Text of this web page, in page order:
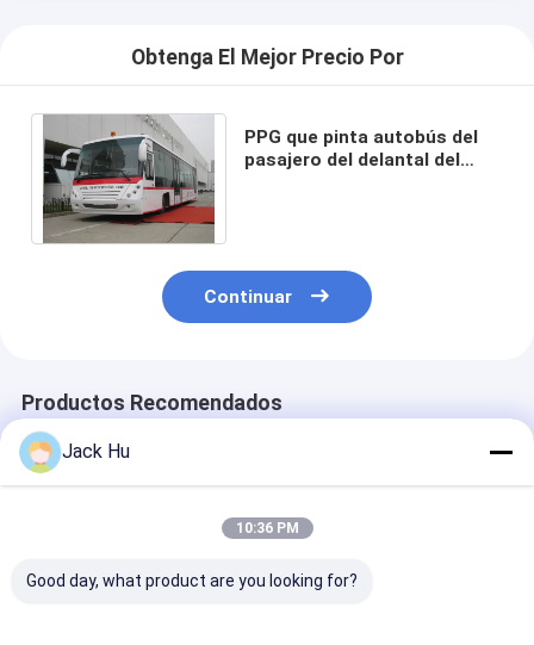
Obtenga El Mejor Precio Por
PPG que pinta autobús del
pasajero del delantal del
Continuar
Productos Recomendados
Jack Hu
10:36 PM
Good day, what product are you looking for?